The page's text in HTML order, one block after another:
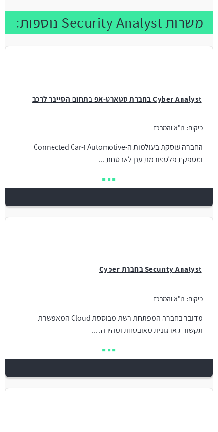
משרות Security Analyst נוספות:
Cyber Analyst בחברת סטארט-אפ בתחום הסייבר לרכב
מיקום: ת"א והמרכז
החברה עוסקת בעולמות ה-Automotive ו-Connected Car
ומספקת פלטפורמת ענן לאבטחת ...
Security Analyst בחברת Cyber
מיקום: ת"א והמרכז
מדובר בחברה המפתחת רשת מבוססת Cloud המאפשרת
תקשורת ארגונית מאובטחת ומהירה. ...